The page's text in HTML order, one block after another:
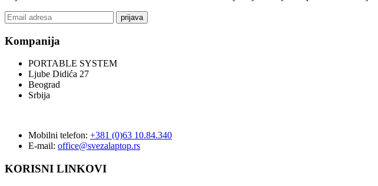
prijava
Kompanija
PORTABLE SYSTEM
Ljube Didića 27
Beograd
Srbija
Mobilni telefon: +381 (0)63 10.84.340
E-mail: office@svezalaptop.rs
KORISNI LINKOVI